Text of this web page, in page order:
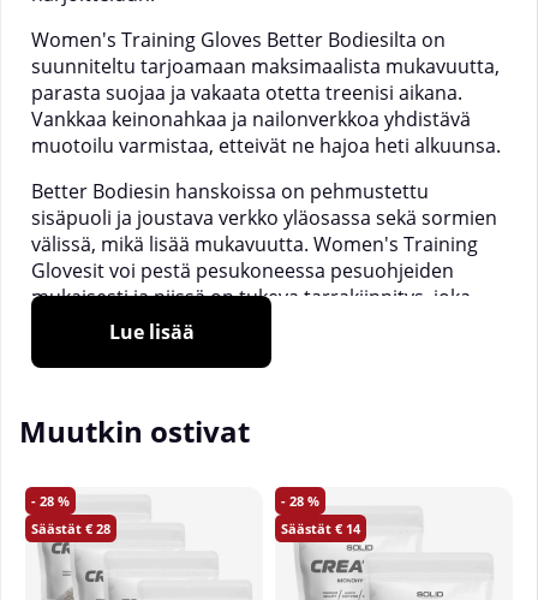
Women's Training Gloves Better Bodiesilta on
suunniteltu tarjoamaan maksimaalista mukavuutta,
parasta suojaa ja vakaata otetta treenisi aikana.
Vankkaa keinonahkaa ja nailonverkkoa yhdistävä
muotoilu varmistaa, etteivät ne hajoa heti alkuunsa.
Better Bodiesin hanskoissa on pehmustettu
sisäpuoli ja joustava verkko yläosassa sekä sormien
välissä, mikä lisää mukavuutta. Women's Training
Glovesit voi pestä pesukoneessa pesuohjeiden
mukaisesti ja niissä on tukeva tarrakiinnitys, joka
pitää hanskat paikoillaan.
Materiaali:50% polyuretaani, 50% nailonverkko.
Lue lisää
Muutkin ostivat
28
28
28
14